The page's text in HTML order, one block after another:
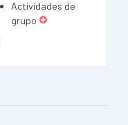
Actividades de
grupo